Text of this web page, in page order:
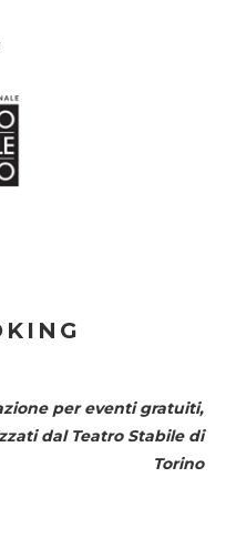
per eventi gratuiti,
dal Teatro Stabile di
Torino